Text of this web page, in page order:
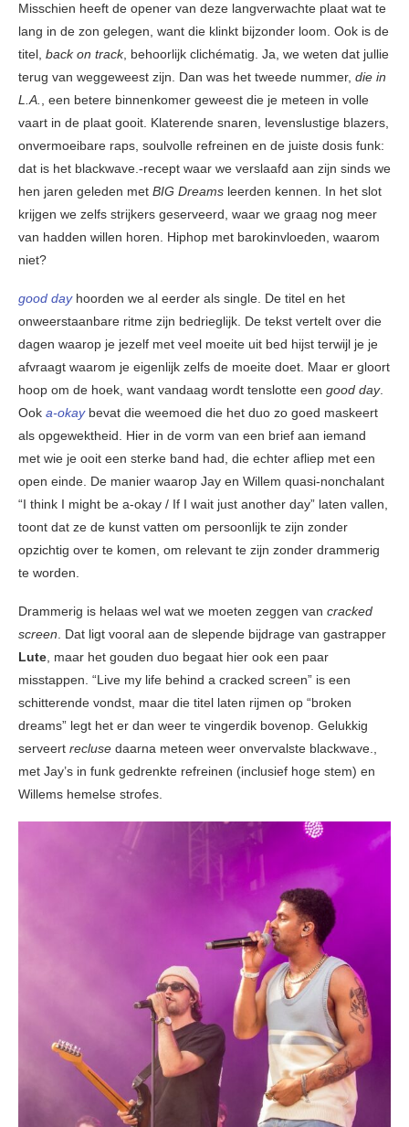
Misschien heeft de opener van deze langverwachte plaat wat te
lang in de zon gelegen, want die klinkt bijzonder loom. Ook is de
titel, back on track, behoorlijk clichématig. Ja, we weten dat jullie
terug van weggeweest zijn. Dan was het tweede nummer, die in
L.A., een betere binnenkomer geweest die je meteen in volle
vaart in de plaat gooit. Klaterende snaren, levenslustige blazers,
onvermoeibare raps, soulvolle refreinen en de juiste dosis funk:
dat is het blackwave.-recept waar we verslaafd aan zijn sinds we
hen jaren geleden met BIG Dreams leerden kennen. In het slot
krijgen we zelfs strijkers geserveerd, waar we graag nog meer
van hadden willen horen. Hiphop met barokinvloeden, waarom
niet?
good dayhoorden we al eerder als single. De titel en het
onweerstaanbare ritme zijn bedrieglijk. De tekst vertelt over die
dagen waarop je jezelf met veel moeite uit bed hijst terwijl je je
afvraagt waarom je eigenlijk zelfs de moeite doet. Maar er gloort
hoop om de hoek, want vandaag wordt tenslotte een good day.
Ook a-okaybevat die weemoed die het duo zo goed maskeert
als opgewektheid. Hier in de vorm van een brief aan iemand
met wie je ooit een sterke band had, die echter afliep met een
open einde. De manier waarop Jay en Willem quasi-nonchalant
“I think I might be a-okay / If I wait just another day” laten vallen,
toont dat ze de kunst vatten om persoonlijk te zijn zonder
opzichtig over te komen, om relevant te zijn zonder drammerig
te worden.
Drammerig is helaas wel wat we moeten zeggen van cracked
screen. Dat ligt vooral aan de slepende bijdrage van gastrapper
Lute, maar het gouden duo begaat hier ook een paar
misstappen. “Live my life behind a cracked screen” is een
schitterende vondst, maar die titel laten rijmen op “broken
dreams” legt het er dan weer te vingerdik bovenop. Gelukkig
serveert recluse daarna meteen weer onvervalste blackwave.,
met Jay’s in funk gedrenkte refreinen (inclusief hoge stem) en
Willems hemelse strofes.